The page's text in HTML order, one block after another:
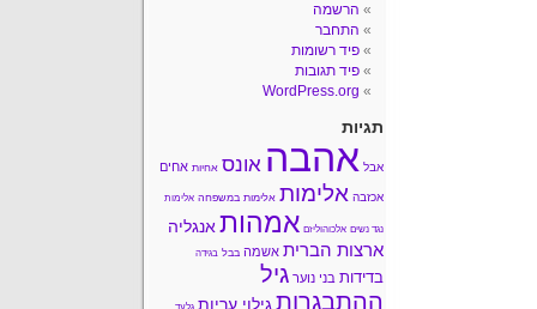
הרשמה
התחבר
פיד רשומות
פיד תגובות
WordPress.org
תגיות
אבל אהבה אונס אחיות אחים
אכזבה אלימות אלימות במשפחה אלימות
נגד נשים אלכוהוליזם אמהותאנגליה
ארצות הברית אשמה בבל בגידה
בדידות בני נוער גיל
ההתבגרות גילוי עריות